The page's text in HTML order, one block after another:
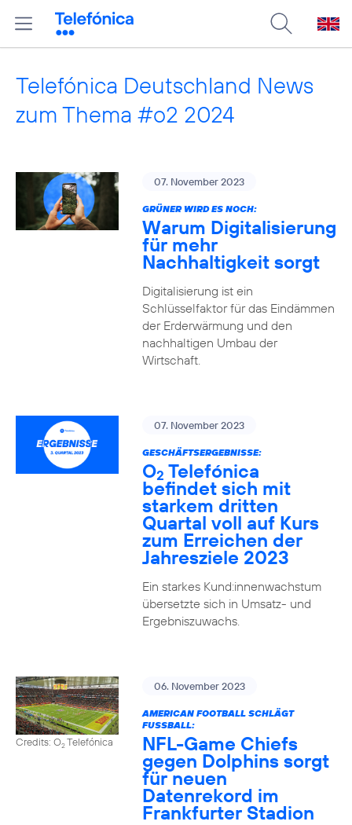
Telefónica Deutschland News
zum Thema #o2 2024
07. November 2023
GRÜNER WIRD ES NOCH:
Warum Digitalisierung
für mehr
Nachhaltigkeit sorgt
Digitalisierung ist ein
Schlüsselfaktor für das Eindämmen
der Erderwärmung und den
nachhaltigen Umbau der
Wirtschaft.
07. November 2023
GESCHÄFTSERGEBNISSE:
O2 Telefónica
befindet sich mit
starkem dritten
Quartal voll auf Kurs
zum Erreichen der
Jahresziele 2023
Ein starkes Kund:innenwachstum
übersetzte sich in Umsatz- und
Ergebniszuwachs.
Credits: O2Telefónica
06. November 2023
AMERICAN FOOTBALL SCHLÄGT
FUSSBALL:
NFL-Game Chiefs
gegen Dolphins sorgt
für neuen
Datenrekord im
Frankfurter Stadion